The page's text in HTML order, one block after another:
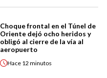
Choque frontal en el Túnel de
Oriente dejó ocho heridos y
obligó al cierre de la vía al
aeropuerto
Hace 12 minutos